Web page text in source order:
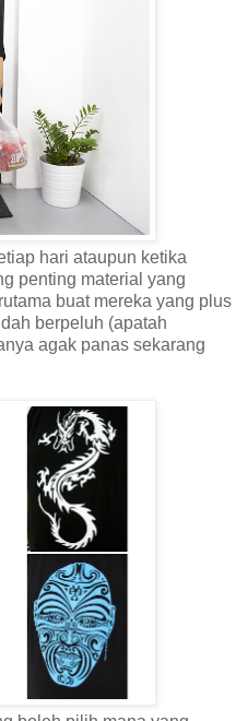
hari ataupun ketika
penting material yang
buat mereka yang plus
berpeluh (apatah
agak panas sekarang